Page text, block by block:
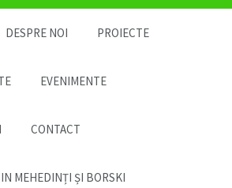
DESPRE NOI PROIECTE
EVENIMENTE
CONTACT
MEHEDINȚI ȘI BORSKI